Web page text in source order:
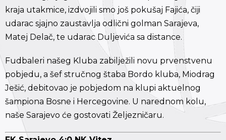
kraja utakmice, izdvojili smo još pokušaj Fajića, čiji
udarac sjajno zaustavlja odlični golman Sarajeva,
Matej Delač, te udarac Duljevića sa distance.
Fudbaleri našeg Kluba zabilježili novu prvenstvenu
pobjedu, a šef stručnog štaba Bordo kluba, Miodrag
Ješić, debitovao je pobjedom na klupi aktuelnog
šampiona Bosne i Hercegovine. U narednom kolu,
naše Sarajevo će gostovati Željezničaru.